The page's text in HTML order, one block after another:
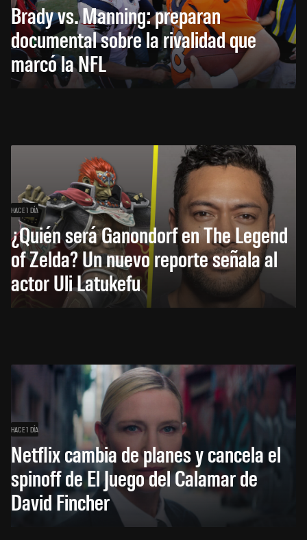
Brady vs. Manning: preparan
documental sobre la rivalidad que
marcó la NFL
HACE 1 DÍA
¿Quién será Ganondorf en The Legend
of Zelda? Un nuevo reporte señala al
actor Uli Latukefu
HACE 1 DÍA
Netflix cambia de planes y cancela el
spinoff de El Juego del Calamar de
David Fincher